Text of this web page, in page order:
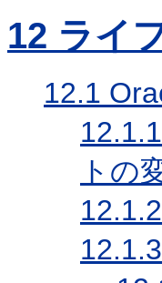
12 ライ
12.1
12.1.1
トの
12.1.2
12.1.3